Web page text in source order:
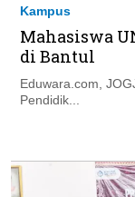
Kampus
Mahasiswa
di Bantul
Eduwara.com,
Pendidik...